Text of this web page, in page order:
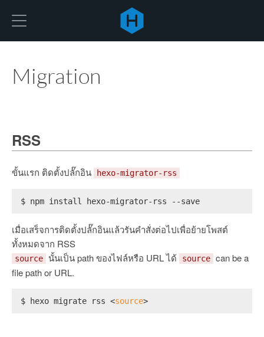
Migration
RSS
ขั้นแรก ติดตั้งปลั๊กอิน hexo-migrator-rss
$ npm install hexo-migrator-rss --save
เมื่อเสร็จการติดตั้งปลั๊กอินแล้วรันคำสั่งต่อไปเพื่อย้ายโพสต์
ทั้งหมดจาก RSS
source นั้นเป็น path ของไฟล์หรือ URL ได้ source can be a
file path or URL.
$ hexo migrate rss <source>